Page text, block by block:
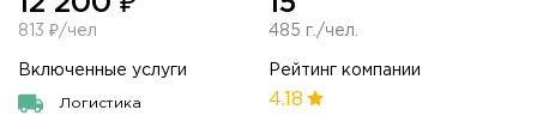
813 ₽/чел 485 г./чел.
Включенные услуги
Логистика
Рейтинг компании
4.18